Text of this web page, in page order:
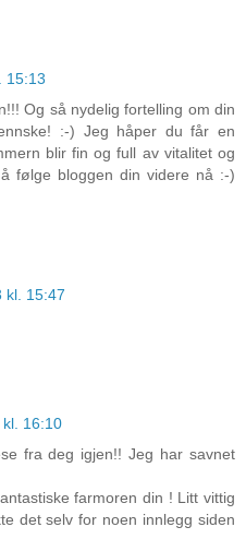
15:13
Og så nydelig fortelling om din
:-) Jeg håper du får en
blir fin og full av vitalitet og
følge bloggen din videre nå :-)
kl. 15:47
16:10
fra deg igjen!! Jeg har savnet
farmoren din ! Litt vittig
det selv for noen innlegg siden